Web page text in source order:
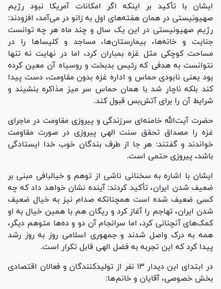
ایشان با تأکید بر اینکه اگر امکانات آمریکا نبود رژیم
صهیونیستی در همان هفته‌های اول به زانو در می‌آمد، افزودند:
رژیم صهیونیستی در این یک سال و چند ماه هر چه توانست
جنایت و خانه‌ها، بیمارستان‌ها، مساجد و کلیسا‌ها را در
مساحت کوچکی مثل غزه بمباران کرد، اما در نهایت نه تنها
نتوانست به هدفی که رئیس بدبخت و روسیاه آن معین کرده
بود یعنی نابودی حماس و اداره غزه بدون مقاومت، دست پیدا
کند بلکه ناچار شد با همان حماس سر میز مذاکره بنشیند و
شرایط آن را برای آتش‌بس قبول کند.
حضرت آیت‌الله خامنه‌ای سرزندگی و پیروزی مقاومت در ماجرای
غزه را مصداق تحقق سنت الهیِ پیروزی در صورت مقاومت
خواندند و گفتند: هر جا از طرف بندگان خوب خدا ایستادگی
باشد، پیروزی حتمی است.
ایشان با اشاره به سخنانی ناشی از توهم و خیالبافی مبنی بر
ضعیف شدن ایران، تأکید کردند: آینده نشان خواهد داد که چه
کسی ضعیف شده است همچنانکه صدام نیز به خیال ضعیف
شدن ایران، تهاجم را آغاز کرد و ریگان هم با همین خیال به او
کمک‌های آنچنانی کرد، اما سرانجام آن دو و ده‌ها متوهم دیگر،
همه به درک واصل شدند و جمهوری اسلامی روز به روز رشد
پیدا کرد که این تجربه به فضل الهی قابل تکرار است.
در ابتدای این دیدار ۱۳ نفر از تولیدکنندگان و فعالان اقتصادی
بخش خصوصی، آقایان و خانم‌ها: